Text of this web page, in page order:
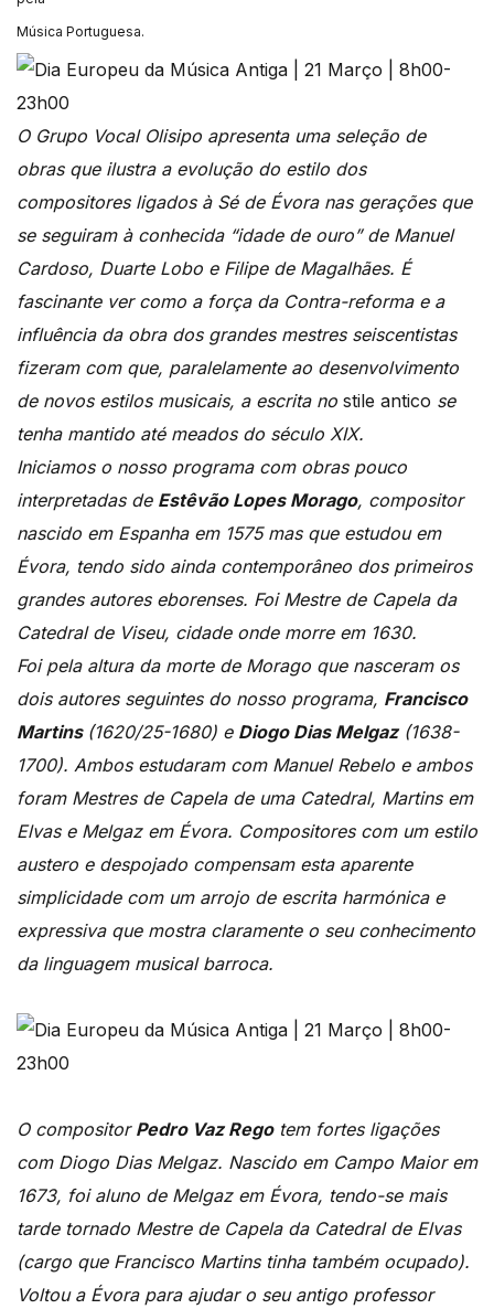
Música Portuguesa.
O Grupo Vocal Olisipo apresenta uma seleção de
obras que ilustra a evolução do estilo dos
compositores ligados à Sé de Évora nas gerações que
se seguiram à conhecida “idade de ouro” de Manuel
Cardoso, Duarte Lobo e Filipe de Magalhães. É
fascinante ver como a força da Contra-reforma e a
influência da obra dos grandes mestres seiscentistas
fizeram com que, paralelamente ao desenvolvimento
de novos estilos musicais, a escrita no stile antico se
tenha mantido até meados do século XIX.
Iniciamos o nosso programa com obras pouco
interpretadas de Estêvão Lopes Morago, compositor
nascido em Espanha em 1575 mas que estudou em
Évora, tendo sido ainda contemporâneo dos primeiros
grandes autores eborenses. Foi Mestre de Capela da
Catedral de Viseu, cidade onde morre em 1630.
Foi pela altura da morte de Morago que nasceram os
dois autores seguintes do nosso programa, Francisco
Martins (1620/25-1680) e Diogo Dias Melgaz(1638-
1700). Ambos estudaram com Manuel Rebelo e ambos
foram Mestres de Capela de uma Catedral, Martins em
Elvas e Melgaz em Évora. Compositores com um estilo
austero e despojado compensam esta aparente
simplicidade com um arrojo de escrita harmónica e
expressiva que mostra claramente o seu conhecimento
da linguagem musical barroca.
O compositor Pedro Vaz Regotem fortes ligações
com Diogo Dias Melgaz. Nascido em Campo Maior em
1673, foi aluno de Melgaz em Évora, tendo-se mais
tarde tornado Mestre de Capela da Catedral de Elvas
(cargo que Francisco Martins tinha também ocupado).
Voltou a Évora para ajudar o seu antigo professor